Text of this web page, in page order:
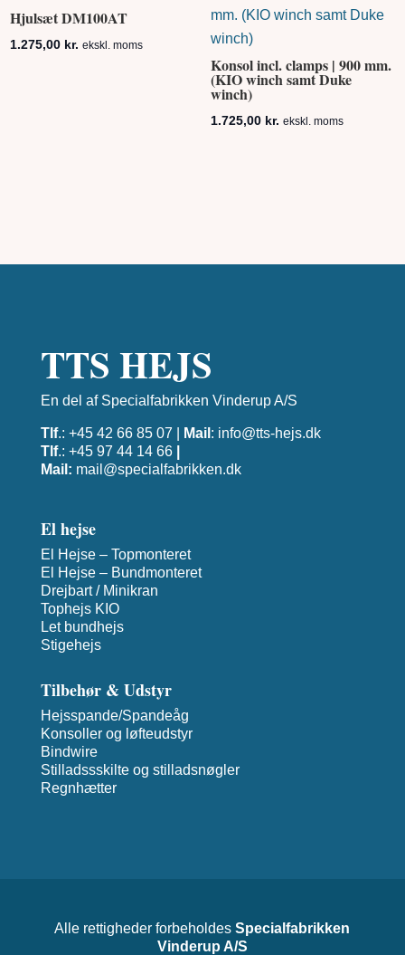
Hjulsæt DM100AT
1.275,00 kr. ekskl. moms
Konsol incl. clamps | 900 mm.
(KIO winch samt Duke
winch)
1.725,00 kr. ekskl. moms
TTS HEJS
En del af Specialfabrikken Vinderup A/S
Tlf.: +45 42 66 85 07 | Mail : info@tts-hejs.dk
Tlf.: +45 97 44 14 66
Mail: mail@specialfabrikken.dk
El hejse
El Hejse – Topmonteret
El Hejse – Bundmonteret
Drejbart / Minikran
Tophejs KIO
Let bundhejs
Stigehejs
Tilbehør & Udstyr
Hejsspande/Spandeåg
Konsoller og løfteudstyr
Bindwire
Stilladssskilte og stilladsnøgler
Regnhætter
Alle rettigheder forbeholdesSpecialfabrikken
Vinderup A/S